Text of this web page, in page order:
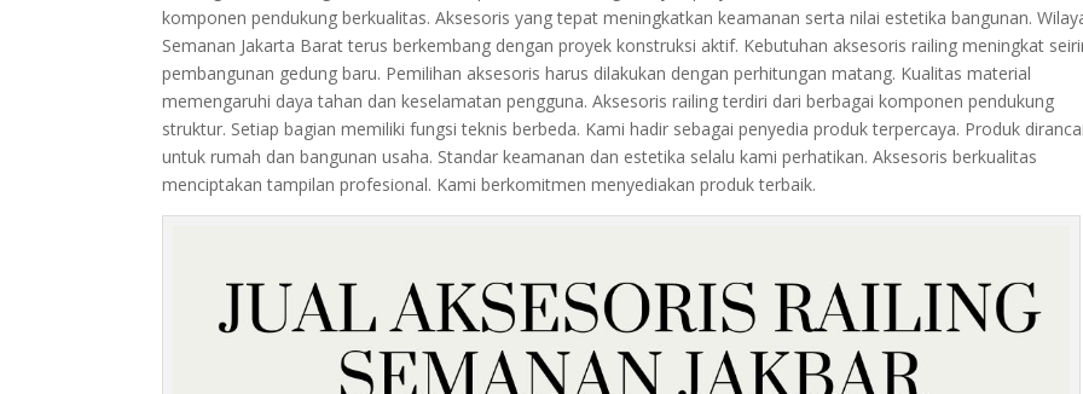
komponen pendukung berkualitas. Aksesoris yang tepat meningkatkan keamanan serta nilai estetika bangunan.
Semanan Jakarta Barat terus berkembang dengan proyek konstruksi aktif. Kebutuhan aksesoris railing meningkat
pembangunan gedung baru. Pemilihan aksesoris harus dilakukan dengan perhitungan matang. Kualitas material
memengaruhi daya tahan dan keselamatan pengguna. Aksesoris railing terdiri dari berbagai komponen pendukung
struktur. Setiap bagian memiliki fungsi teknis berbeda. Kami hadir sebagai penyedia produk terpercaya. Produk
untuk rumah dan bangunan usaha. Standar keamanan dan estetika selalu kami perhatikan. Aksesoris berkualitas
menciptakan tampilan profesional. Kami berkomitmen menyediakan produk terbaik.